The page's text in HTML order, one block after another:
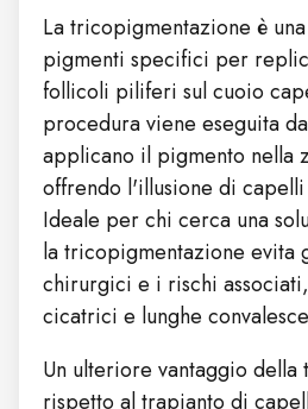
La tricopigmentazione è
pigmenti specifici per
follicoli piliferi sul cuoio
procedura viene eseguita
applicano il pigmento nella
offrendo l'illusione di
Ideale per chi cerca una
la tricopigmentazione evita
chirurgici e i rischi
cicatrici e lunghe
Un ulteriore vantaggio
rispetto al trapianto di